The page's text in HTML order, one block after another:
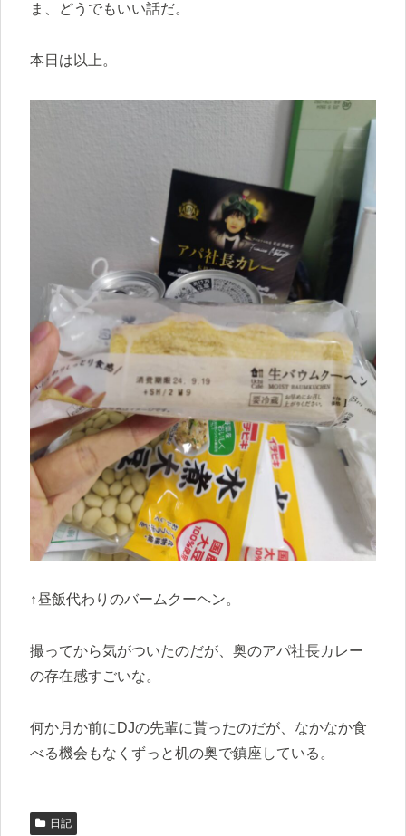
ま、どうでもいい話だ。
本日は以上。
↑昼飯代わりのバームクーヘン。
撮ってから気がついたのだが、奥のアパ社長カレー
の存在感すごいな。
何か月か前にDJの先輩に貰ったのだが、なかなか食
べる機会もなくずっと机の奥で鎮座している。
日記